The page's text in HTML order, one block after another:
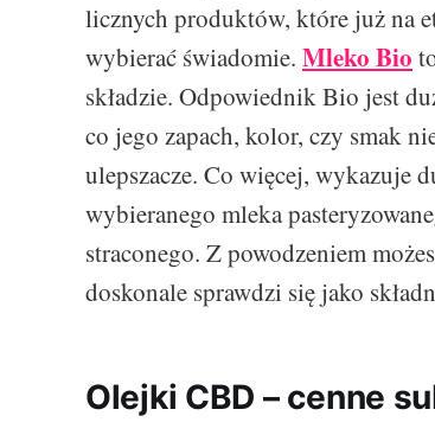
licznych produktów, które już na
wybierać świadomie. Mleko Bio
składzie. Odpowiednik Bio jest
co jego zapach, kolor, czy smak
ulepszacze. Co więcej, wykazuje
wybieranego mleka
straconego. Z powodzeniem
doskonale sprawdzi się jako
Olejki CBD – cenne